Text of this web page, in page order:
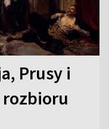
Prusy i
rozbioru